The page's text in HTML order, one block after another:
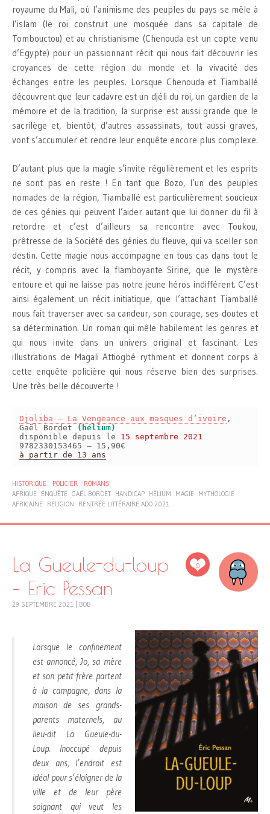
royaume du Mali, où l’animisme des peuples du pays se mêle à
l’islam (le roi construit une mosquée dans sa capitale de
Tombouctou) et au christianisme (Chenouda est un copte venu
d’Egypte) pour un passionnant récit qui nous fait découvrir les
croyances de cette région du monde et la vivacité des
échanges entre les peuples. Lorsque Chenouda et Tiamballé
découvrent que leur cadavre est un djéli du roi, un gardien de la
mémoire et de la tradition, la surprise est aussi grande que le
sacrilège et, bientôt, d’autres assassinats, tout aussi graves,
vont s’accumuler et rendre leur enquête encore plus complexe.
D’autant plus que la magie s’invite régulièrement et les esprits
ne sont pas en reste ! En tant que Bozo, l’un des peuples
nomades de la région, Tiamballé est particulièrement soucieux
de ces génies qui peuvent l’aider autant que lui donner du fil à
retordre et c’est d’ailleurs sa rencontre avec Toukou,
prêtresse de la Société des génies du fleuve, qui va sceller son
destin. Cette magie nous accompagne en tous cas dans tout le
récit, y compris avec la flamboyante Sirine, que le mystère
entoure et qui ne laisse pas notre jeune héros indifférent. C’est
ainsi également un récit initiatique, que l’attachant Tiamballé
nous fait traverser avec sa candeur, son courage, ses doutes et
sa détermination. Un roman qui mêle habilement les genres et
qui nous invite dans un univers original et fascinant. Les
illustrations de Magali Attiogbé rythment et donnent corps à
cette enquête policière qui nous réserve bien des surprises.
Une très belle découverte !
Djoliba – La Vengeance aux masques d’ivoire ,
Gaël Bordet
(hélium)
disponible depuis le 15 septembre 2021
9782330153465 – 15,90€
à partir de 13 ans
HISTORIQUE POLICIER
ROMANS
AFRIQUE
ENQUÊTE GAËL BORDET HANDICAP HÉLIUM MAGIE
MYTHOLOGIE
AFRICAINE
RELIGION RENTRÉE LITTÉRAIRE ADO 2021
0
La Gueule-du-loup
– Eric Pessan
29 SEPTEMBRE 2021 BOB
Lorsque le confinement
est annoncé, Jo, sa mère
et son petit frère partent
à la campagne, dans la
maison de ses grands-
parents maternels, au
lieu-dit La Gueule-du-
Loup. Inoccupé depuis
deux ans, l’endroit est
idéal pour s’éloigner de la
ville et de leur père
soignant qui veut les